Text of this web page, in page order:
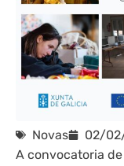
Novas
02/
A convocatoria